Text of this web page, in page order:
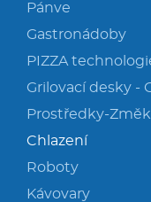
Pánve
Gastronádoby
PIZZA
Grilovací desky -
Prostředky-
Chlazení
Roboty
Kávovary